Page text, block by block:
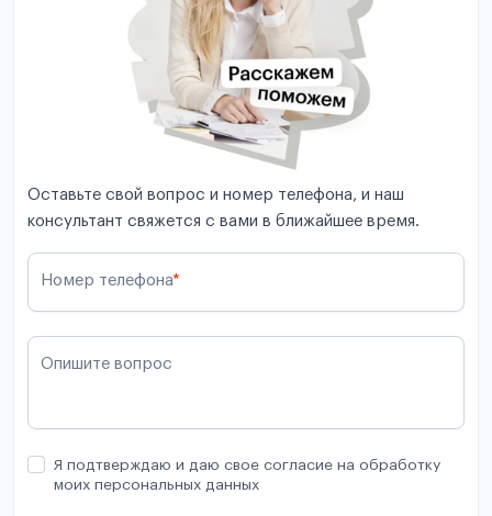
Оставьте свой вопрос и номер телефона, и наш
консультант свяжется с вами в ближайшее время.
Номер телефона*
Опишите вопрос
Я подтверждаю и даю свое согласие на обработку
моих персональных данных